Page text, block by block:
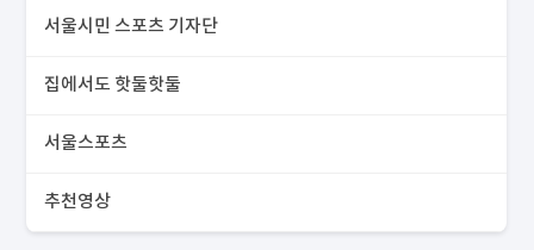
서울시민 스포츠 기자단
집에서도 핫둘핫둘
서울스포츠
추천영상